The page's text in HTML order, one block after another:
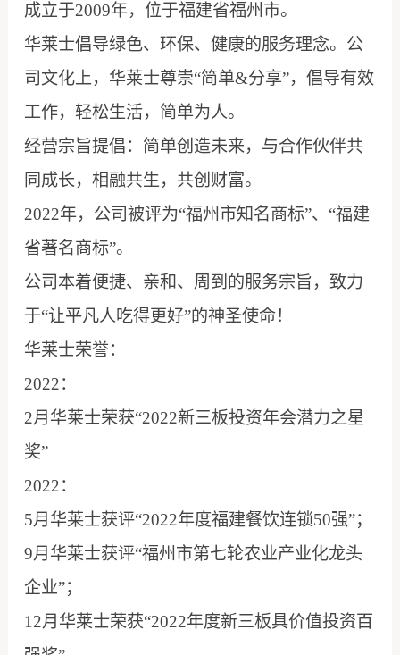
成立于2009年，位于福建省福州市。
华莱士倡导绿色、环保、健康的服务理念。公
司文化上，华莱士尊崇“简单&分享”，倡导有效
工作，轻松生活，简单为人。
经营宗旨提倡：简单创造未来，与合作伙伴共
同成长，相融共生，共创财富。
2022年，公司被评为“福州市知名商标”、“福建
省著名商标”。
公司本着便捷、亲和、周到的服务宗旨，致力
于“让平凡人吃得更好”的神圣使命！
华莱士荣誉：
2022：
2月华莱士荣获“2022新三板投资年会潜力之星
奖”
2022：
5月华莱士获评“2022年度福建餐饮连锁50强”；
9月华莱士获评“福州市第七轮农业产业化龙头
企业”；
12月华莱士荣获“2022年度新三板具价值投资百